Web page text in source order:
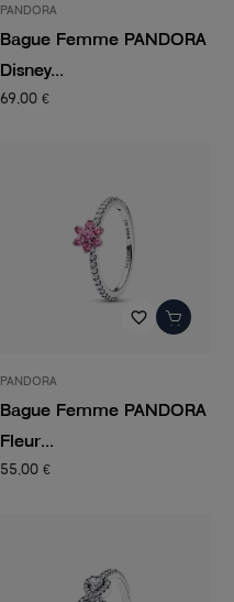
PANDORA
Bague Femme PANDORA
Disney...
69,00 €
favorite_border
PANDORA
Bague Femme PANDORA
Fleur...
55,00 €